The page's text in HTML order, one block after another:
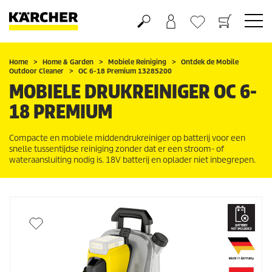
Boodschappenmandje
Verlanglijstje
Home Home & Garden Mobiele Reiniging
Ontdek de Mobile
Outdoor Cleaner
OC 6-18 Premium 13285200
MOBIELE DRUKREINIGER OC 6-
18 PREMIUM
Compacte en mobiele middendrukreiniger op batterij voor een
snelle tussentijdse reiniging zonder dat er een stroom- of
wateraansluiting nodig is. 18V batterij en oplader niet inbegrepen.